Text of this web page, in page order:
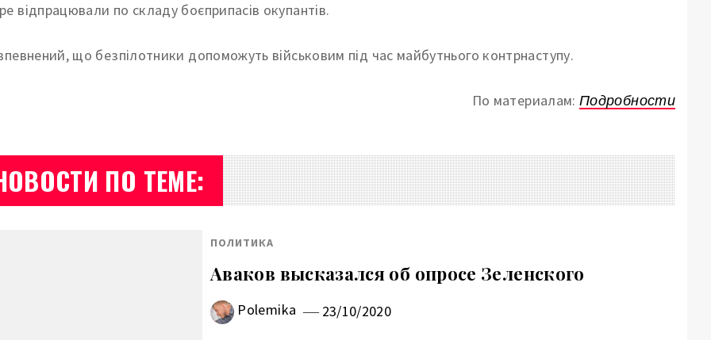
відпрацювали по складу боєприпасів окупантів.
що безпілотники допоможуть військовим під час майбутнього контрнаступу.
По материалам:Подробности
ПО ТЕМЕ:
ПОЛИТИКА
Аваков высказался об опросе Зеленского
Polemika 23/10/2020